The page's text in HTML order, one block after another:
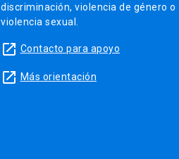
discriminación, violencia de género o
violencia sexual.
launch Contacto para apoyo
launch Más orientación